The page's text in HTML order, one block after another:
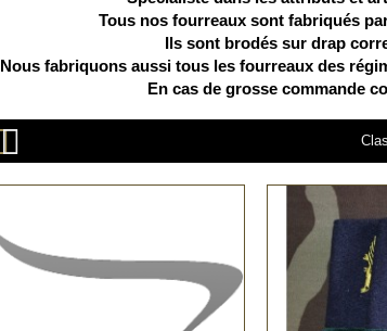
Tous nos fourreaux sont fabriqués
Ils sont brodés sur drap
Nous fabriquons aussi tous les fourreaux des
En cas de grosse commande